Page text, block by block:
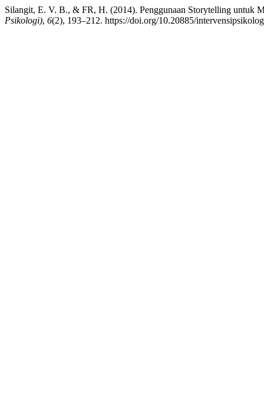
Silangit, E. V. B., & FR, H. (2014). Penggunaan Storytelling untuk
Psikologi), 6(2), 193–212. https://doi.org/10.20885/